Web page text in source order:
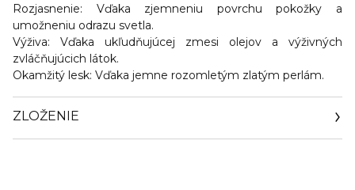
Rozjasnenie: Vďaka zjemneniu povrchu pokožky a
umožneniu odrazu svetla.
Výživa: Vďaka ukľudňujúcej zmesi olejov a výživných
zvláčňujúcich látok.
Okamžitý lesk: Vďaka jemne rozomletým zlatým perlám.
ZLOŽENIE